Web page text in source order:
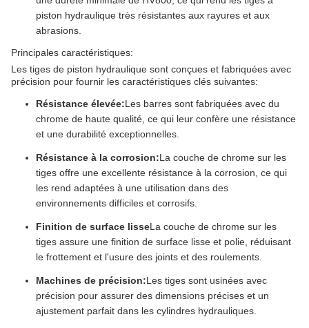
piston hydraulique très résistantes aux rayures et aux
abrasions.
Principales caractéristiques:
Les tiges de piston hydraulique sont conçues et fabriquées avec
précision pour fournir les caractéristiques clés suivantes:
Résistance élevée:Les barres sont fabriquées avec du
chrome de haute qualité, ce qui leur confère une résistance
et une durabilité exceptionnelles.
Résistance à la corrosion:La couche de chrome sur les
tiges offre une excellente résistance à la corrosion, ce qui
les rend adaptées à une utilisation dans des
environnements difficiles et corrosifs.
Finition de surface lisseLa couche de chrome sur les
tiges assure une finition de surface lisse et polie, réduisant
le frottement et l'usure des joints et des roulements.
Machines de précision:Les tiges sont usinées avec
précision pour assurer des dimensions précises et un
ajustement parfait dans les cylindres hydrauliques.